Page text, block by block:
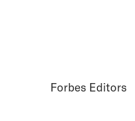
Forbes Editors